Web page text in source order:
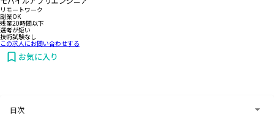
リモートワーク
副業OK
残業20時間以下
選考が短い
技術試験なし
この求人にお問い合わせする
お気に入り
目次